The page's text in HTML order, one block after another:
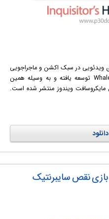
ویدئویی در سبک اکشن و ماجراجویی
است که توسط شرکت Whale Rock Games توسعه یافته و به وسیله همین
سیستم عامل مایکروسافت ویندوز منتشر شده است.
است که زندگی مستقلی پیدا
می‌کنند. بازیکن از دنیای واقعی با
تا آن‌ها را به مسیر درست هدایت
است: یک بخش برای مراحل
کمی مبارزه و بخش دیگر برای نبردهای
داشته باشد. بازی با موسیقی متن
نبرد جادویی و فضایی فلسفی و
می‌دهد. همچنین امکان تمرکز ذهن
بازی را از یک تجربهٔ صرفاً
نقص سایبرنتیک